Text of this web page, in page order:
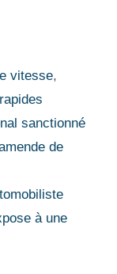
vitesse,
sanctionné
de
à une